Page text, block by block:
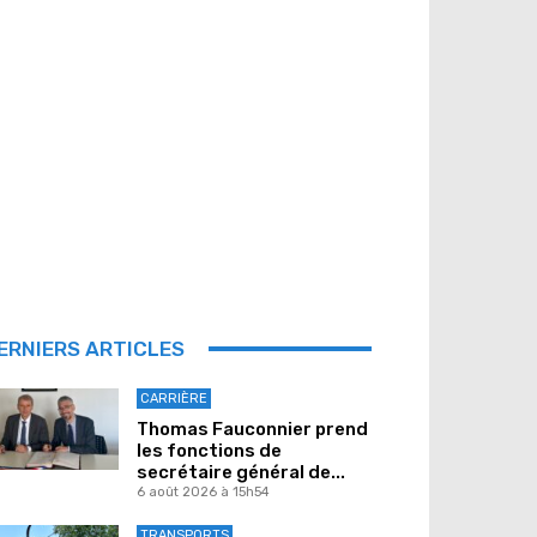
ARTICLES
CARRIÈRE
Thomas Fauconnier prend
les fonctions de
secrétaire général de...
6 août 2026 à 15h54